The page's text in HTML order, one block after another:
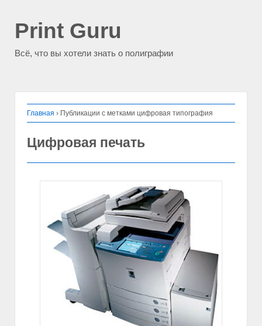
Print Guru
Всё, что вы хотели знать о полиграфии
Главная › Публикации с метками цифровая типография
Цифровая печать